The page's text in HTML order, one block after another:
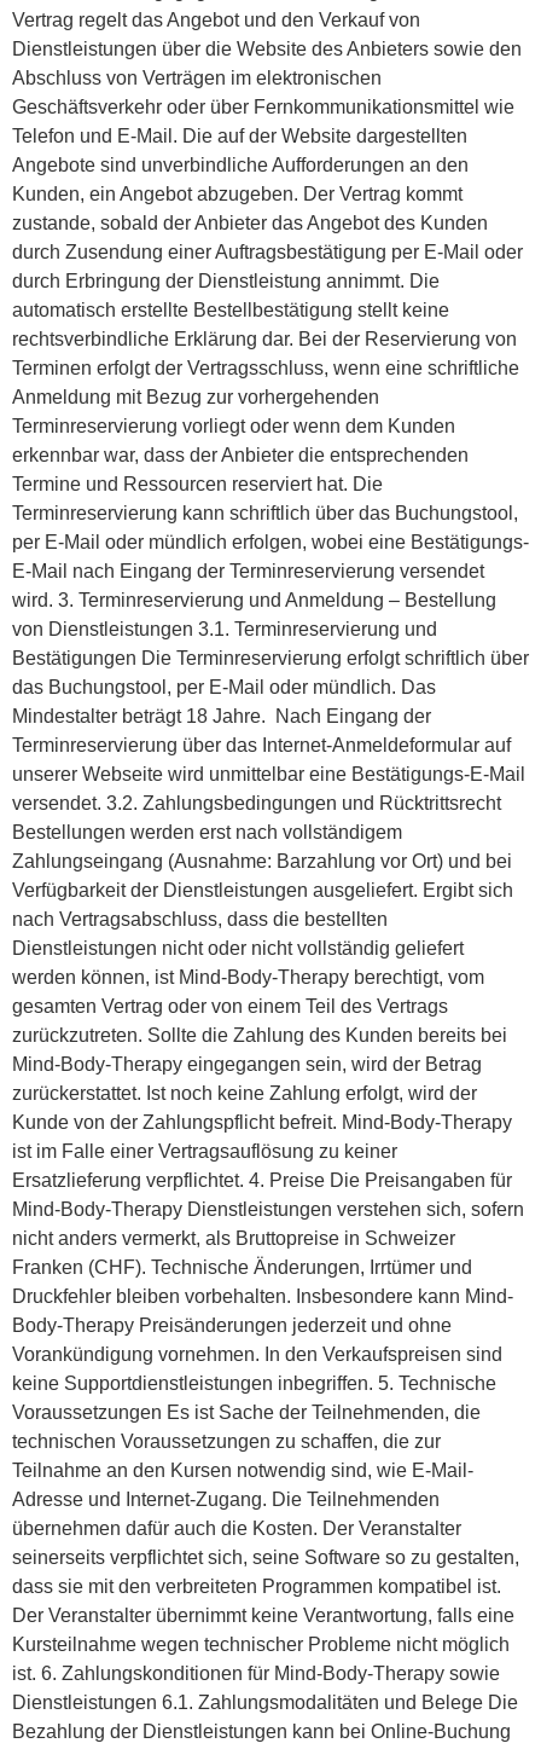
Vertrag regelt das Angebot und den Verkauf von
Dienstleistungen über die Website des Anbieters sowie den
Abschluss von Verträgen im elektronischen
Geschäftsverkehr oder über Fernkommunikationsmittel wie
Telefon und E-Mail. Die auf der Website dargestellten
Angebote sind unverbindliche Aufforderungen an den
Kunden, ein Angebot abzugeben. Der Vertrag kommt
zustande, sobald der Anbieter das Angebot des Kunden
durch Zusendung einer Auftragsbestätigung per E-Mail oder
durch Erbringung der Dienstleistung annimmt. Die
automatisch erstellte Bestellbestätigung stellt keine
rechtsverbindliche Erklärung dar. Bei der Reservierung von
Terminen erfolgt der Vertragsschluss, wenn eine schriftliche
Anmeldung mit Bezug zur vorhergehenden
Terminreservierung vorliegt oder wenn dem Kunden
erkennbar war, dass der Anbieter die entsprechenden
Termine und Ressourcen reserviert hat. Die
Terminreservierung kann schriftlich über das Buchungstool,
per E-Mail oder mündlich erfolgen, wobei eine Bestätigungs-
E-Mail nach Eingang der Terminreservierung versendet
wird. 3. Terminreservierung und Anmeldung – Bestellung
von Dienstleistungen 3.1. Terminreservierung und
Bestätigungen Die Terminreservierung erfolgt schriftlich über
das Buchungstool, per E-Mail oder mündlich. Das
Mindestalter beträgt 18 Jahre. Nach Eingang der
Terminreservierung über das Internet-Anmeldeformular auf
unserer Webseite wird unmittelbar eine Bestätigungs-E-Mail
versendet. 3.2. Zahlungsbedingungen und Rücktrittsrecht
Bestellungen werden erst nach vollständigem
Zahlungseingang (Ausnahme: Barzahlung vor Ort) und bei
Verfügbarkeit der Dienstleistungen ausgeliefert. Ergibt sich
nach Vertragsabschluss, dass die bestellten
Dienstleistungen nicht oder nicht vollständig geliefert
werden können, ist Mind-Body-Therapy berechtigt, vom
gesamten Vertrag oder von einem Teil des Vertrags
zurückzutreten. Sollte die Zahlung des Kunden bereits bei
Mind-Body-Therapy eingegangen sein, wird der Betrag
zurückerstattet. Ist noch keine Zahlung erfolgt, wird der
Kunde von der Zahlungspflicht befreit. Mind-Body-Therapy
ist im Falle einer Vertragsauflösung zu keiner
Ersatzlieferung verpflichtet. 4. Preise Die Preisangaben für
Mind-Body-Therapy Dienstleistungen verstehen sich, sofern
nicht anders vermerkt, als Bruttopreise in Schweizer
Franken (CHF). Technische Änderungen, Irrtümer und
Druckfehler bleiben vorbehalten. Insbesondere kann Mind-
Body-Therapy Preisänderungen jederzeit und ohne
Vorankündigung vornehmen. In den Verkaufspreisen sind
keine Supportdienstleistungen inbegriffen. 5. Technische
Voraussetzungen Es ist Sache der Teilnehmenden, die
technischen Voraussetzungen zu schaffen, die zur
Teilnahme an den Kursen notwendig sind, wie E-Mail-
Adresse und Internet-Zugang. Die Teilnehmenden
übernehmen dafür auch die Kosten. Der Veranstalter
seinerseits verpflichtet sich, seine Software so zu gestalten,
dass sie mit den verbreiteten Programmen kompatibel ist.
Der Veranstalter übernimmt keine Verantwortung, falls eine
Kursteilnahme wegen technischer Probleme nicht möglich
ist. 6. Zahlungskonditionen für Mind-Body-Therapy sowie
Dienstleistungen 6.1. Zahlungsmodalitäten und Belege Die
Bezahlung der Dienstleistungen kann bei Online-Buchung